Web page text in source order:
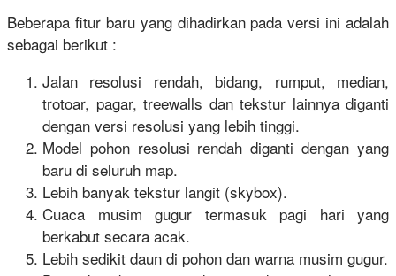
Beberapa fitur baru yang dihadirkan pada versi ini adalah
sebagai berikut :
Jalan resolusi rendah, bidang, rumput, median,
trotoar, pagar, treewalls dan tekstur lainnya diganti
dengan versi resolusi yang lebih tinggi.
Model pohon resolusi rendah diganti dengan yang
baru di seluruh map.
Lebih banyak tekstur langit (skybox).
Cuaca musim gugur termasuk pagi hari yang
berkabut secara acak.
Lebih sedikit daun di pohon dan warna musim gugur.